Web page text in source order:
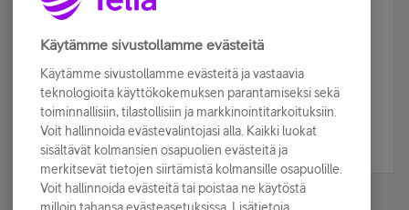
Älä jää paitsi – osallistu ja voita!
Tilaa Telian uutiskirje ja olet mukana arvonnassa.
sähköpostiisi.
Tilaa nyt
Käytämme sivustollamme evästeitä
Käytämme sivustollamme evästeitä ja vastaavia
teknologioita käyttökokemuksen parantamiseksi sekä
toiminnallisiin, tilastollisiin ja markkinointitarkoituksiin.
Voit hallinnoida evästevalintojasi alla. Kaikki luokat
sisältävät kolmansien osapuolien evästeitä ja
merkitsevät tietojen siirtämistä kolmansille osapuolille.
Voit hallinnoida evästeitä tai poistaa ne käytöstä